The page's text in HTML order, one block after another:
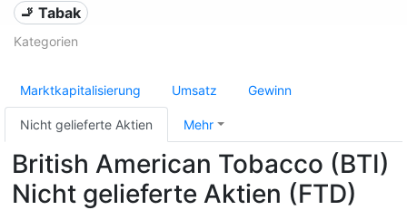
🚬 Tabak
Kategorien
Marktkapitalisierung Umsatz Gewinn
Nicht gelieferte Aktien Mehr
British American Tobacco (BTI)
Nicht gelieferte Aktien (FTD)